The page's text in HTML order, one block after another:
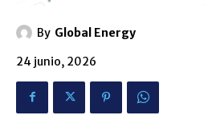
By Global Energy
24 junio, 2026